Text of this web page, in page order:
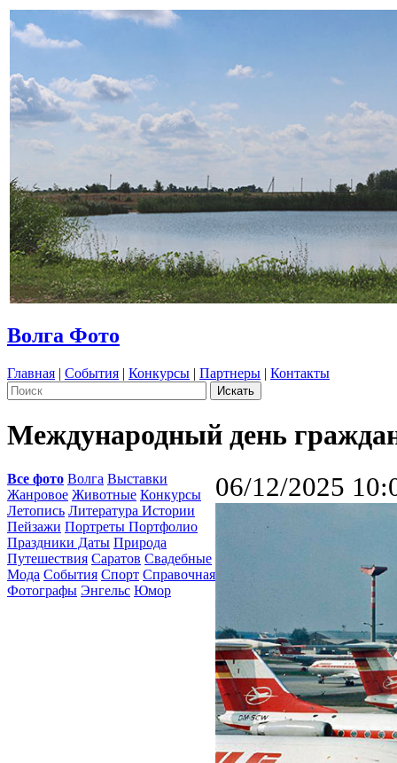
Волга Фото
Главная | События | Конкурсы | Партнеры | Контакты
Международный день
Все фото Волга Выставки
Жанровое Животные Конкурсы
Летопись Литература Истории
Пейзажи Портреты Портфолио
Праздники Даты Природа
Путешествия Саратов Свадебные
Мода События Спорт Справочная
Фотографы Энгельс Юмор
06/12/2025